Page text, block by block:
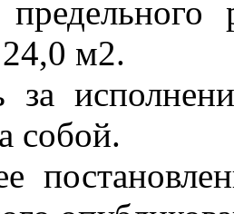
м2.
за
собой.